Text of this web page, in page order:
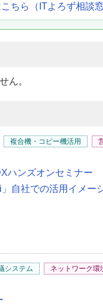
ちら（ITよろず相談窓
ん。
複合機・コピー機活用
ハンズオンセミナー
自社での活用イメー
システム
ネットワーク環